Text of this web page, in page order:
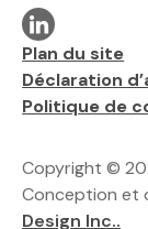
Visit our
Liens
Plan du site
Déclaration
Politique de
Copyright ©
Conception et
Design Inc..